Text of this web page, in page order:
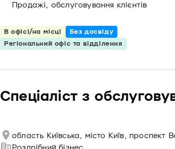
Продажі, обслуговування клієнтів
В офісі/на місці
Без досвіду
Регіональний офіс та відділення
Спеціаліст з
область Київська, місто Київ, проспект